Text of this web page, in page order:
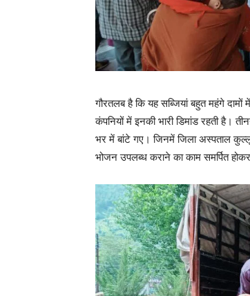
गौरतलब है कि यह सब्जियां बहुत महंगे
कंपनियों में इनकी भारी डिमांड रहती है।
भर में बांटे गए। जिनमें जिला अस्पताल कुल्लू
भोजन उपलब्ध कराने का काम समर्पित